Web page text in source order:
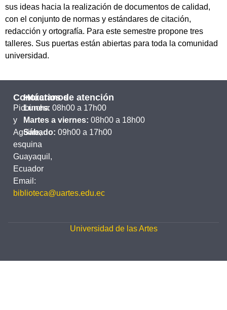
sus ideas hacia la realización de documentos de calidad,
con el conjunto de normas y estándares de citación,
redacción y ortografía. Para este semestre propone tres
talleres. Sus puertas están abiertas para toda la comunidad
universidad.
Contáctanos
Pichincha
y
Aguirre,
esquina
Guayaquil,
Ecuador
Email:
biblioteca@uartes.edu.ec
Horarios de atención
Lunes: 08h00 a 17h00
Martes a viernes: 08h00 a 18h00
Sábado: 09h00 a 17h00
Universidad de las Artes